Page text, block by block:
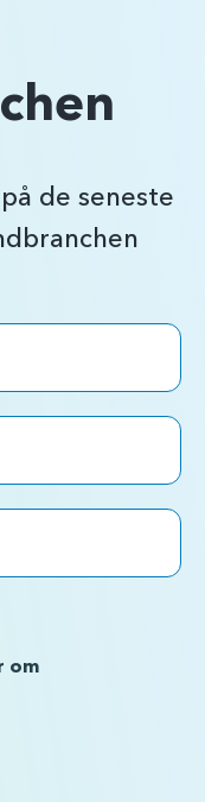
de seneste
om